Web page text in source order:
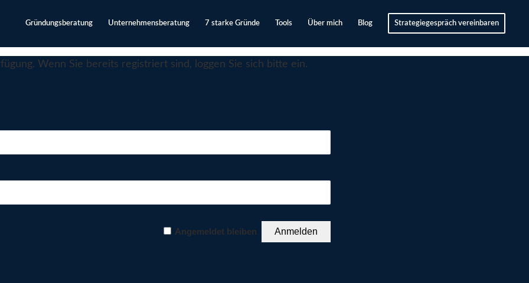
Gründungsberatung Unternehmensberatung 7 starke Gründe Tools Über mich Blog Strategiegespräch vereinbaren
Wenn Sie bereits registriert sind, loggen Sie sich bitte ein.
Angemeldet bleiben